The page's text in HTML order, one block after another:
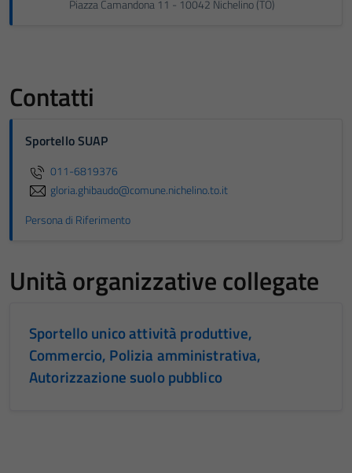
Piazza Camandona 11 - 10042 Nichelino (TO)
Contatti
Sportello SUAP
011-6819376
gloria.ghibaudo@comune.nichelino.to.it
Persona di Riferimento
Unità organizzative collegate
Sportello unico attività produttive,
Commercio, Polizia amministrativa,
Autorizzazione suolo pubblico